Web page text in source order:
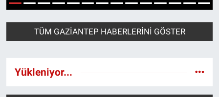
TÜM GAZIANTEP HABERLERINI GÖSTER
Yükleniyor...
Eğitim
Eğlence